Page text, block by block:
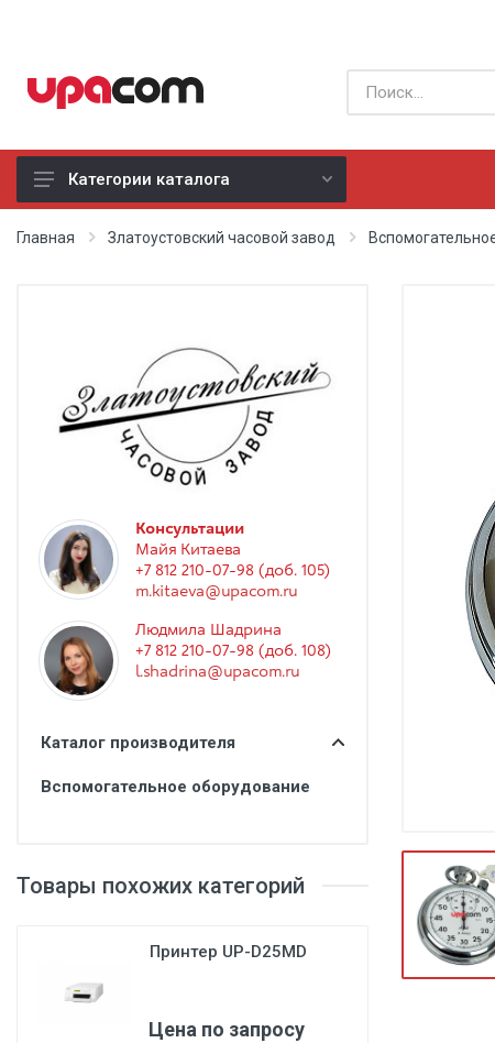
Б/У оборудование
Неонатология
Эндоскопия
Функциональная диагностика
Урология
Дезинфекция и стерилизация
Вспомогательное оборудование
Медицинская мебель
Категории каталога
Главная Златоустовский часовой завод
Консультации
Майя Китаева
+7 812 210-07-98 (доб. 105)
m.kitaeva@upacom.ru
Людмила Шадрина
+7 812 210-07-98 (доб. 108)
l.shadrina@upacom.ru
Каталог производителя
Вспомогательное оборудование
Товары похожих категорий
Принтер UP-D25MD
Цена по запросу